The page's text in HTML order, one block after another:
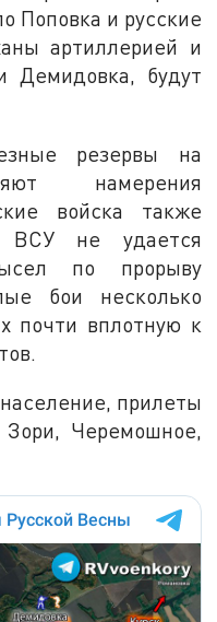
Поповка и русские
артиллерией и
Демидовка, будут
резервы на
намерения
войска также
ВСУ не удается
по прорыву
бои несколько
почти вплотную к
прилеты
Черемошное,